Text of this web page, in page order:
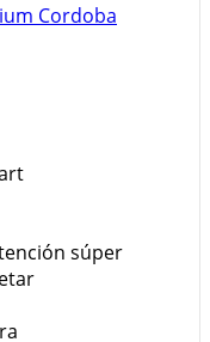
Cordoba
súper